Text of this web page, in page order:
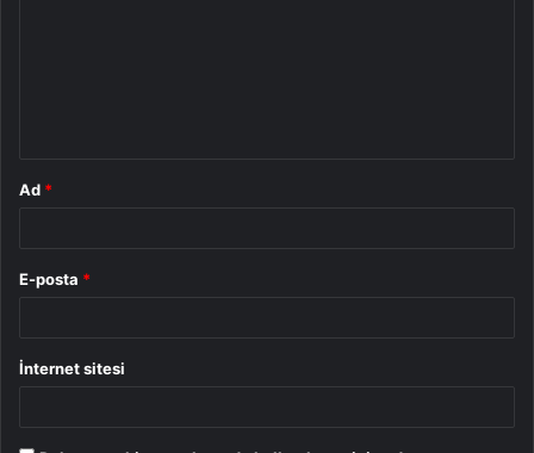
Ad *
E-posta *
İnternet sitesi